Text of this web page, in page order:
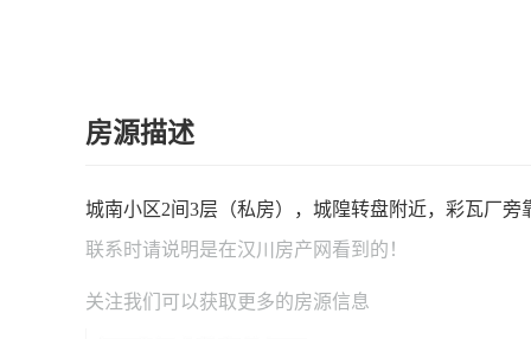
房源描述
城南小区2间3层（私房），城隍转盘附近，彩瓦厂旁
联系时请说明是在汉川房产网 看到的！
关注我们可以获取更多的房源信息